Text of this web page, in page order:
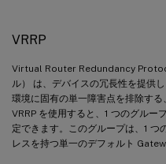
VRRP
Virtual Router Redundancy
ル） は、デバイスの冗長性を提供
環境に固有の単一障害点を排除す
VRRP を使用すると、1 つのグルー
定できます。このグループは、1 つ
レスを持つ単一のデフォルト